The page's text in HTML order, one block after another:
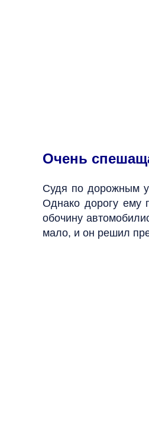
Очень
Судя по дорожным
Однако дорогу ему
обочину
мало, и он решил